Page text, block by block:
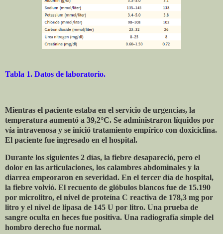
Tabla 1. Datos de laboratorio.
Mientras el paciente estaba en el servicio de urgencias, la
temperatura aumentó a 39,2°C. Se administraron líquidos por
vía intravenosa y se inició tratamiento empírico con doxiciclina.
El paciente fue ingresado en el hospital.
Durante los siguientes 2 días, la fiebre desapareció, pero el
dolor en las articulaciones, los calambres abdominales y la
diarrea empeoraron en severidad. En el tercer día de hospital,
la fiebre volvió. El recuento de glóbulos blancos fue de 15.190
por microlitro, el nivel de proteína C reactiva de 178,3 mg por
litro y el nivel de lipasa de 145 U por litro. Una prueba de
sangre oculta en heces fue positiva. Una radiografía simple del
hombro derecho fue normal.